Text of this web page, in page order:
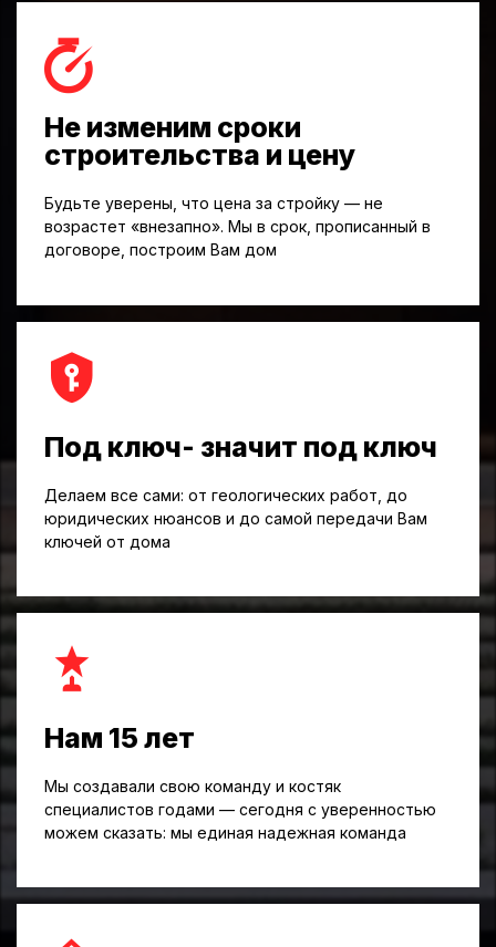
Не изменим сроки
строительства и цену
Будьте уверены, что цена за стройку — не
возрастет «внезапно». Мы в срок, прописанный в
договоре, построим Вам дом
Под ключ- значит под ключ
Делаем все сами: от геологических работ, до
юридических нюансов и до самой передачи Вам
ключей от дома
Нам 15 лет
Мы создавали свою команду и костяк
специалистов годами — сегодня с уверенностью
можем сказать: мы единая надежная команда